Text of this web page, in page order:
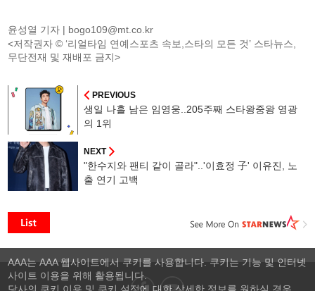
윤성열 기자 | bogo109@mt.co.kr
<저작권자 © ‘리얼타임 연예스포츠 속보,스타의 모든 것’ 스타뉴스,
무단전재 및 재배포 금지>
PREVIOUS
생일 나흘 남은 임영웅..205주째 스타왕중왕 영광
의 1위
NEXT
"한수지와 팬티 같이 골라"..'이효정 子' 이유진, 노
출 연기 고백
AAA는 AAA 웹사이트에서 쿠키를 사용합니다. 쿠키는 기능 및 인터넷
사이트 이용을 위해 활용됩니다.
당사의 쿠키 이용 및 쿠키 설정에 대한 상세한 정보를 원하실 경우,